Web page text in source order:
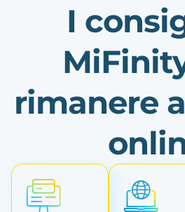
I
rimanere